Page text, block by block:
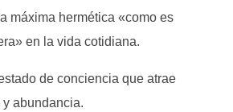
máxima hermética «como es
en la vida cotidiana.
de conciencia que atrae
abundancia.